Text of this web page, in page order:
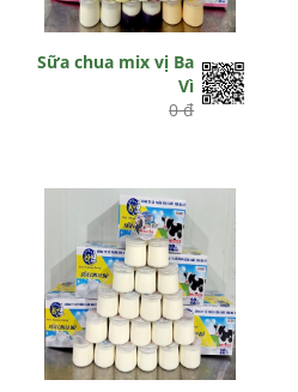
Sữa chua mix vị Ba
Vì
0 đ